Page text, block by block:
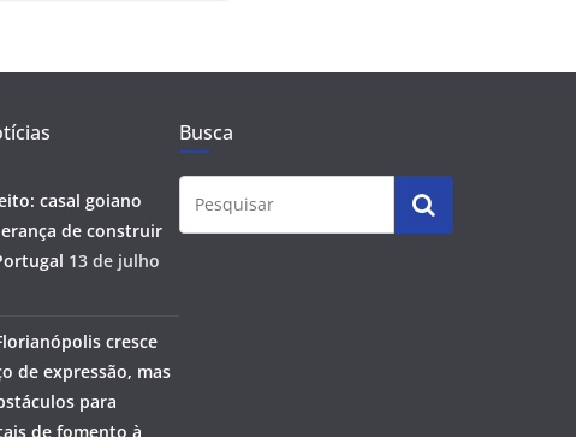
casal goiano
de construir
13 de julho
cresce
de expressão, mas
para
de fomento à
Busca